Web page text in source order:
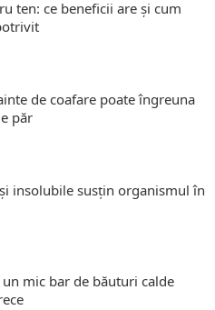
ten: ce beneficii are și cum
de coafare poate îngreuna
păr
insolubile susțin organismul în
un mic bar de băuturi calde